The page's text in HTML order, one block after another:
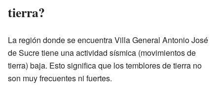
tierra?
La región donde se encuentra Villa General Antonio José
de Sucre tiene una actividad sísmica (movimientos de
tierra) baja. Esto significa que los temblores de tierra no
son muy frecuentes ni fuertes.